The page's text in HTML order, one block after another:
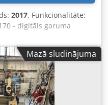
2017, Funkcionalitāte:
- digitāls garuma
- rullīšu konveijers
nosūkšanas sistēma
Mazā sludinājuma